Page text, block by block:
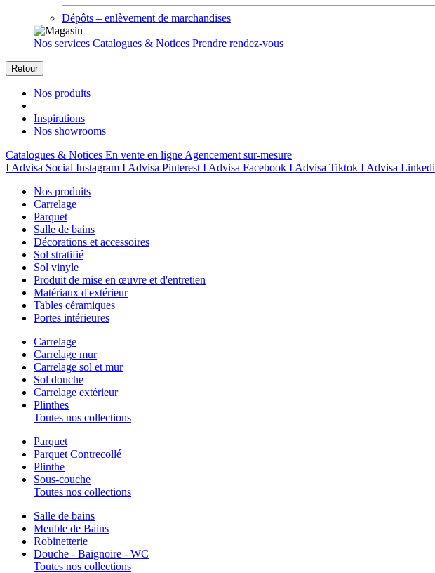
Dépôts – enlèvement de marchandises
Nos services Catalogues & Notices Prendre rendez-vous
Retour
Nos produits
Inspirations
Nos showrooms
Catalogues & Notices En vente en ligne Agencement sur-mesure
I Advisa Social Instagram I Advisa Pinterest I Advisa Facebook I Advisa Tiktok I Advisa
Nos produits
Carrelage
Parquet
Salle de bains
Décorations et accessoires
Sol stratifié
Sol vinyle
Produit de mise en œuvre et d'entretien
Matériaux d'extérieur
Tables céramiques
Portes intérieures
Carrelage
Carrelage mur
Carrelage sol et mur
Sol douche
Carrelage extérieur
Plinthes
Toutes nos collections
Parquet
Parquet Contrecollé
Plinthe
Sous-couche
Toutes nos collections
Salle de bains
Meuble de Bains
Robinetterie
Douche - Baignoire - WC
Toutes nos collections